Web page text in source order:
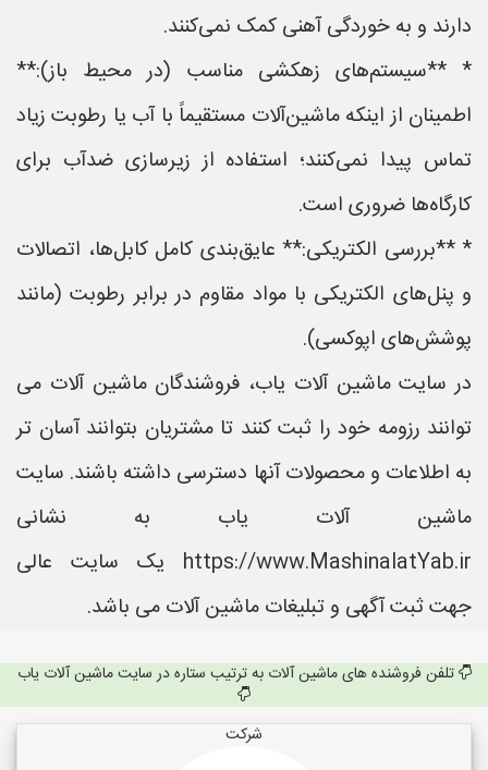
دارند و به خوردگی آهنی کمک نمی‌کنند.
* **سیستم‌های زهکشی مناسب (در محیط باز):**
اطمینان از اینکه ماشین‌آلات مستقیماً با آب یا رطوبت زیاد
تماس پیدا نمی‌کنند؛ استفاده از زیرسازی ضدآب برای
کارگاه‌ها ضروری است.
* **بررسی الکتریکی:** عایق‌بندی کامل کابل‌ها، اتصالات
و پنل‌های الکتریکی با مواد مقاوم در برابر رطوبت (مانند
پوشش‌های اپوکسی).
در سایت ماشین آلات یاب، فروشندگان ماشین آلات می
توانند رزومه خود را ثبت کنند تا مشتریان بتوانند آسان تر
به اطلاعات و محصولات آنها دسترسی داشته باشند. سایت
ماشین آلات یاب به نشانی
https://www.MashinalatYab.ir یک سایت عالی
جهت ثبت آگهی و تبلیغات ماشین آلات می باشد.
تلفن فروشنده های ماشین آلات به ترتیب ستاره در سایت ماشین آلات یاب
شرکت